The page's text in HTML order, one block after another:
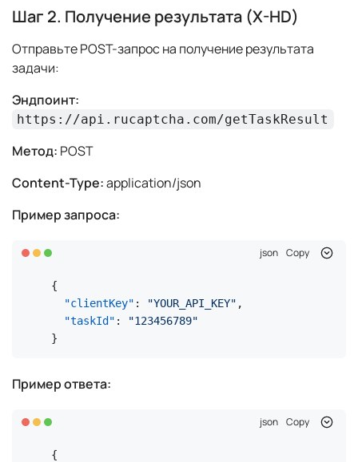
Шаг 2. Получение результата (X-HD)
Отправьте POST-запрос на получение результата
задачи:
Эндпоинт:
https://api.rucaptcha.com/getTaskResult
Метод: POST
Content-Type:application/json
Пример запроса:
json Copy
{
"clientKey" : "YOUR_API_KEY" ,
"taskId" :
"123456789"
}
Пример ответа:
json Copy
{